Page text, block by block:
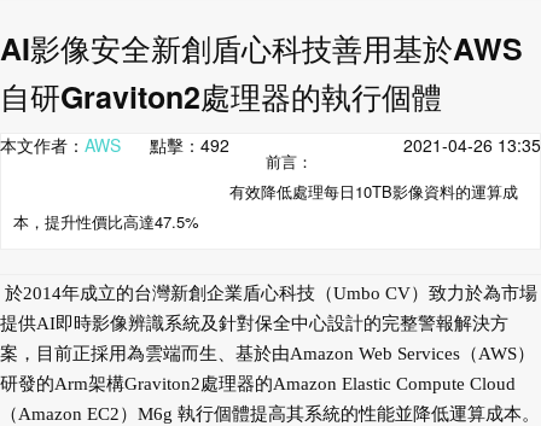
AI影像安全新創盾心科技善用基於AWS
自研Graviton2處理器的執行個體
本文作者： AWS 點擊： 492 2021-04-26 13:35
前言：
有效降低處理每日10TB影像資料的運算成
本，提升性價比高達47.5%
於2014年成立的台灣新創企業盾心科技（Umbo CV）致力於為市場
提供AI即時影像辨識系統及針對保全中心設計的完整警報解決方
案，目前正採用為雲端而生、基於由Amazon Web Services（AWS）
研發的Arm架構Graviton2處理器的Amazon Elastic Compute Cloud
（Amazon EC2）M6g 執行個體提高其系統的性能並降低運算成本。